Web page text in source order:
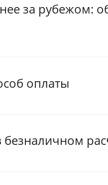
за рубежом:
оплаты